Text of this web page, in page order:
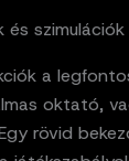
és
a
oktató,
rövid